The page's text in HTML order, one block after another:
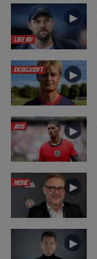
LIGE NU
►
EKSKLUSIVT ►
AVIS ►
MEDIE ►
►